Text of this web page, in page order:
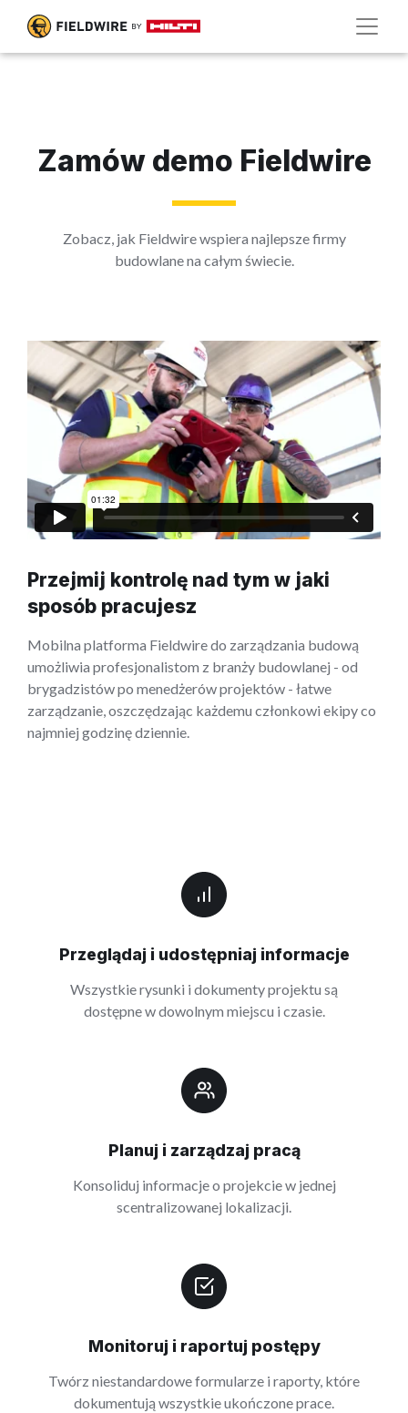
Zamów demo Fieldwire
Zobacz, jak Fieldwire wspiera najlepsze firmy
budowlane na całym świecie.
Przejmij kontrolę nad tym w jaki
sposób pracujesz
Mobilna platforma Fieldwire do zarządzania budową
umożliwia profesjonalistom z branży budowlanej - od
brygadzistów po menedżerów projektów - łatwe
zarządzanie, oszczędzając każdemu członkowi ekipy co
najmniej godzinę dziennie.
Przeglądaj i udostępniaj informacje
Wszystkie rysunki i dokumenty projektu są
dostępne w dowolnym miejscu i czasie.
Planuj i zarządzaj pracą
Konsoliduj informacje o projekcie w jednej
scentralizowanej lokalizacji.
Monitoruj i raportuj postępy
Twórz niestandardowe formularze i raporty, które
dokumentują wszystkie ukończone prace.